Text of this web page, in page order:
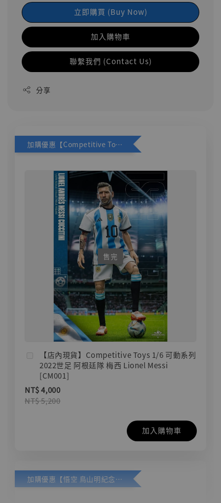
立即購買 (Buy Now)
加入購物車
聯繫我們 (Contact Us)
分享
加購優惠【Competitive Toys 梅西 [CM001]】
售完
【店內現貨】Competitive Toys 1/6 可動系列
2022世足 阿根廷隊 梅西 Lionel Messi
[CM001]
NT$ 4,000
NT$ 5,200
加入購物車
加購優惠【悟空 鳥山明紀念款 [奇蹟工作室]】